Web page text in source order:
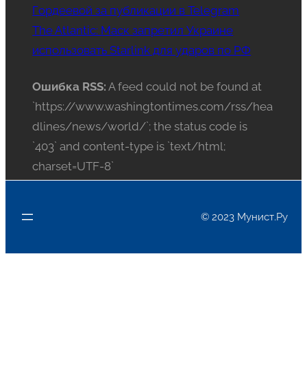
Гордеевой за публикации в Telegram
The Atlantic: Маск запретил Украине
использовать Starlink для ударов по РФ
Ошибка RSS: A feed could not be found at
`https://www.washingtontimes.com/rss/hea
dlines/news/world/`; the status code is
`403` and content-type is `text/html;
charset=UTF-8`
© 2023 Мунист.Ру